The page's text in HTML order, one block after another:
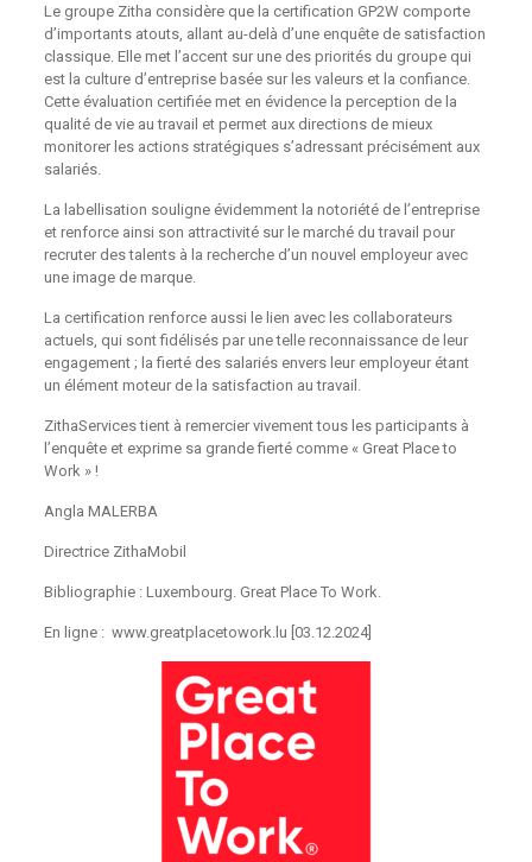
Le groupe Zitha considère que la certification GP2W comporte
d’importants atouts, allant au-delà d’une enquête de satisfaction
classique. Elle met l’accent sur une des priorités du groupe qui
est la culture d’entreprise basée sur les valeurs et la confiance.
Cette évaluation certifiée met en évidence la perception de la
qualité de vie au travail et permet aux directions de mieux
monitorer les actions stratégiques s’adressant précisément aux
salariés.
La labellisation souligne évidemment la notoriété de l’entreprise
et renforce ainsi son attractivité sur le marché du travail pour
recruter des talents à la recherche d’un nouvel employeur avec
une image de marque.
La certification renforce aussi le lien avec les collaborateurs
actuels, qui sont fidélisés par une telle reconnaissance de leur
engagement ; la fierté des salariés envers leur employeur étant
un élément moteur de la satisfaction au travail.
ZithaServices tient à remercier vivement tous les participants à
l’enquête et exprime sa grande fierté comme « Great Place to
Work » !
Angla MALERBA
Directrice ZithaMobil
Bibliographie : Luxembourg. Great Place To Work.
En ligne : www.greatplacetowork.lu [03.12.2024]